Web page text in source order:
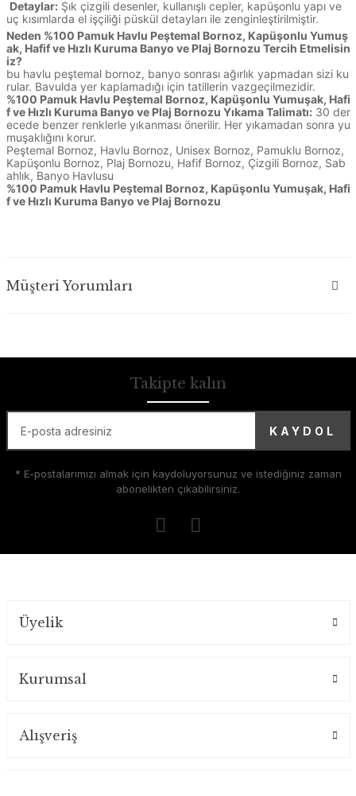
Detaylar:Şık çizgili desenler, kullanışlı cepler, kapüşonlu yapı ve
uç kısımlarda el işçiliği püskül detayları ile zenginleştirilmiştir.
Neden %100 Pamuk Havlu Peştemal Bornoz, Kapüşonlu Yumuş
ak, Hafif ve Hızlı Kuruma Banyo ve Plaj Bornozu Tercih Etmelisin
iz?
bu havlu peştemal bornoz, banyo sonrası ağırlık yapmadan sizi ku
rular. Bavulda yer kaplamadığı için tatillerin vazgeçilmezidir.
%100 Pamuk Havlu Peştemal Bornoz, Kapüşonlu Yumuşak, Hafi
f ve Hızlı Kuruma Banyo ve Plaj Bornozu Yıkama Talimatı:30 der
ecede benzer renklerle yıkanması önerilir. Her yıkamadan sonra yu
muşaklığını korur.
Peştemal Bornoz, Havlu Bornoz, Unisex Bornoz, Pamuklu Bornoz,
Kapüşonlu Bornoz, Plaj Bornozu, Hafif Bornoz, Çizgili Bornoz, Sab
ahlık, Banyo Havlusu
%100 Pamuk Havlu Peştemal Bornoz, Kapüşonlu Yumuşak, Hafi
f ve Hızlı Kuruma Banyo ve Plaj Bornozu
Müşteri Yorumları
Takipte kalın
KAYDOL
* E-postalarımızı almak için kaydoluyorsunuz ve istediğiniz zaman
abonelikten çıkabilirsiniz.
Üyelik
Kurumsal
Alışveriş